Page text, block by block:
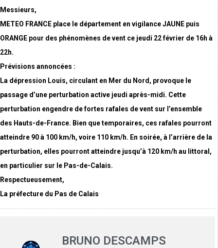
Messieurs,
METEO FRANCE place le département en vigilance JAUNE puis
ORANGE pour des phénomènes de vent ce jeudi 22 février de 16h à
22h.
Prévisions annoncées :
La dépression Louis, circulant en Mer du Nord, provoque le
passage d’une perturbation active jeudi après-midi. Cette
perturbation engendre de fortes rafales de vent sur l’ensemble
des Hauts-de-France. Bien que temporaires, ces rafales pourront
atteindre 90 à 100 km/h, voire 110 km/h. En soirée, à l’arrière de la
perturbation, elles pourront atteindre jusqu’à 120 km/h au littoral,
en particulier sur le Pas-de-Calais.
Respectueusement,
La préfecture du Pas de Calais
BRUNO DESCAMPS